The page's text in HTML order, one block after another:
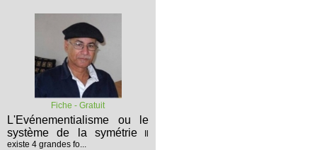
Fiche - Gratuit
L'Evénementialisme ou le
système de la symétrie
existe 4 grandes fo...